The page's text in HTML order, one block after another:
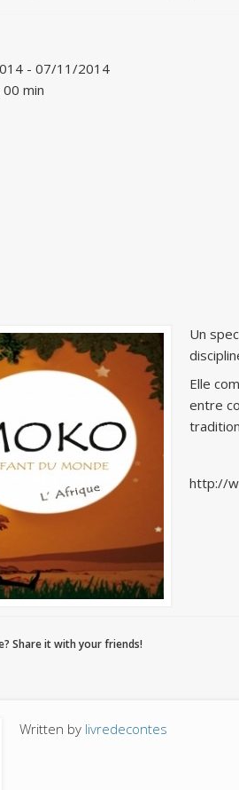
- 07/11/2014
min
Un
Elle
entre
http://
Share it with your friends!
Written by livredecontes